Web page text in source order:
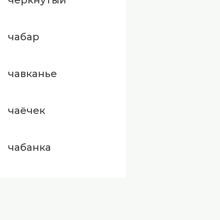
чабар
чавканье
чаёчек
чабанка